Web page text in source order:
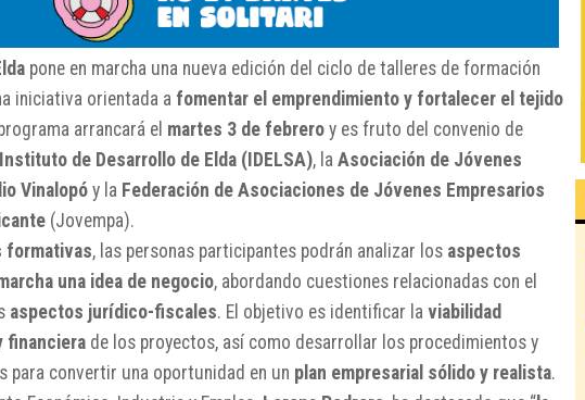
pone en marcha una nueva edición del ciclo de talleres de formación
iniciativa orientada a fomentar el emprendimiento y fortalecer el tejido
arrancará el martes 3 de febrero y es fruto del convenio de
Instituto de Desarrollo de Elda (IDELSA), la Asociación de Jóvenes
Vinalopóy la Federación de Asociaciones de Jóvenes Empresarios
(Jovempa).
formativas, las personas participantes podrán analizar los aspectos
una idea de negocio, abordando cuestiones relacionadas con el
aspectos jurídico-fiscales. El objetivo es identificar la viabilidad
financiera de los proyectos, así como desarrollar los procedimientos y
para convertir una oportunidad en un plan empresarial sólido y realista.